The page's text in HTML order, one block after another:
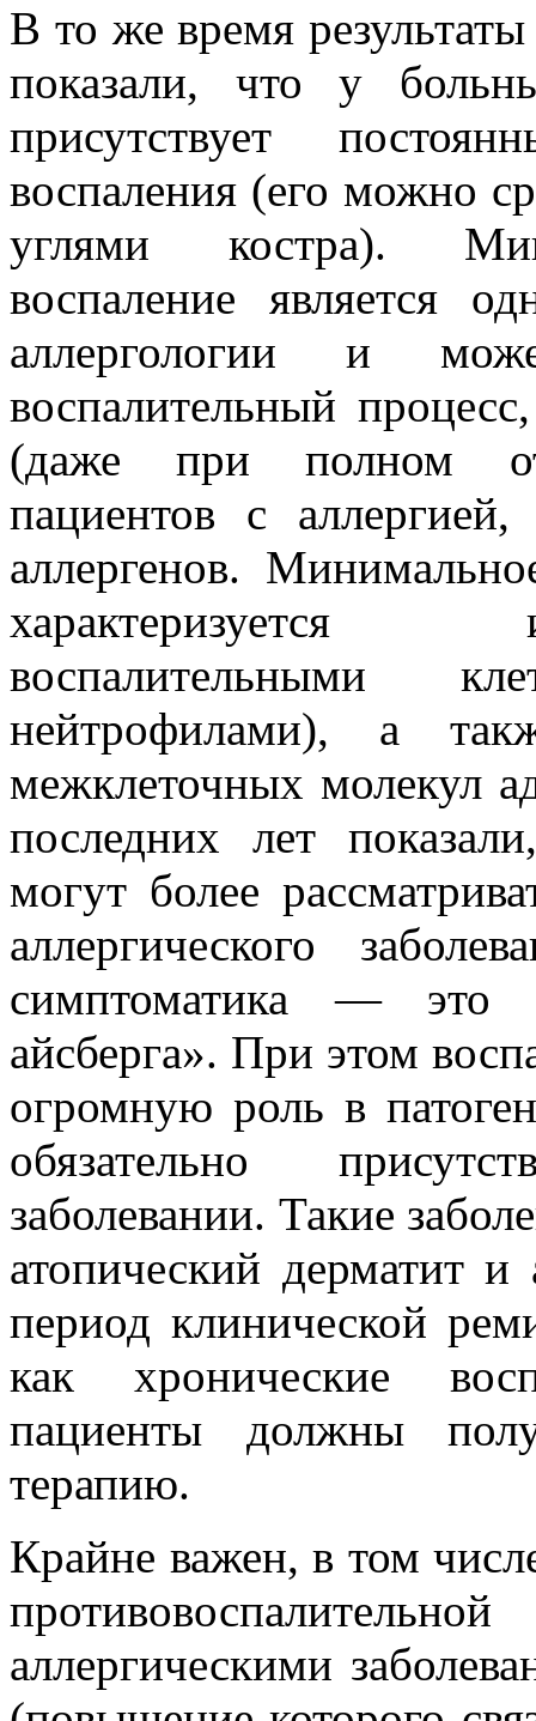
В то же время
показали, что у
присутствует
воспаления (его можно
углями костра).
воспаление является
аллергологии и
воспалительный
(даже при полном
пациентов с
аллергенов.
характеризуется
воспалительными
нейтрофилами), а
межклеточных молекул
последних лет
могут более
аллергического
симптоматика — это
айсберга». При этом
огромную роль в
обязательно
заболевании. Такие
атопический дерматит
период клинической
как хронические
пациенты должны
терапию.
Крайне важен, в том
аллергическими